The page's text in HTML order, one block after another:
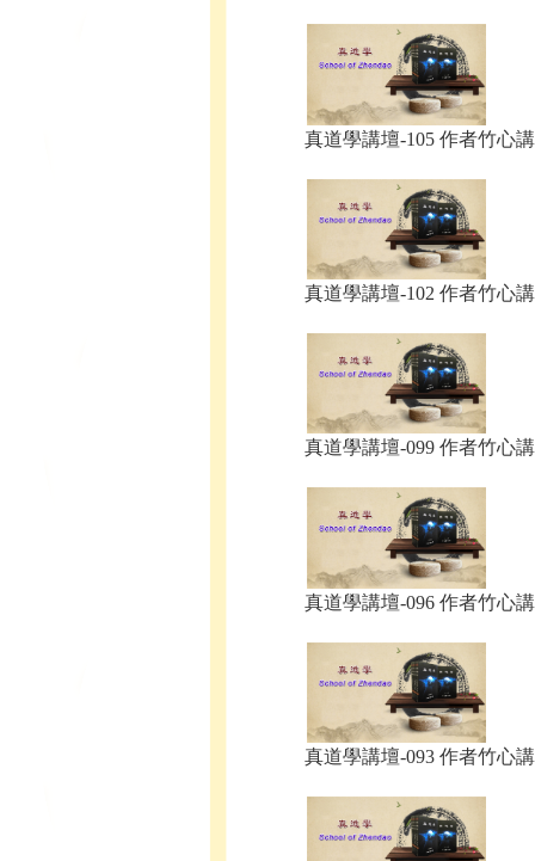
真道學講壇-105 作者竹心
真道學講壇-102 作者竹心
真道學講壇-099 作者竹心
真道學講壇-096 作者竹心
真道學講壇-093 作者竹心